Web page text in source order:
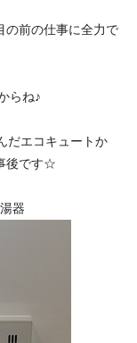
の前の仕事に全力で
らね♪
だエコキュートか
後です☆
器